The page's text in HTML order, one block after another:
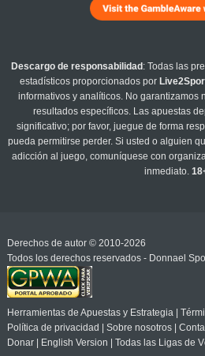
Descargo de responsabilidad : Todas las
estadísticos proporcionados por
informativos y analíticos. No garantizamos
resultados específicos. Las apuestas
significativo; por favor, juegue de forma
pueda permitirse perder. Si usted o alguien
adicción al juego, comuníquese con
inmediato.
Derechos de autor © 2010-2026
Todos los derechos reservados - Donnael
Herramientas de Apuestas y Estrategia|
Política de privacidad
Sobre nosotros|
Donar| English Version Todas las Ligas de